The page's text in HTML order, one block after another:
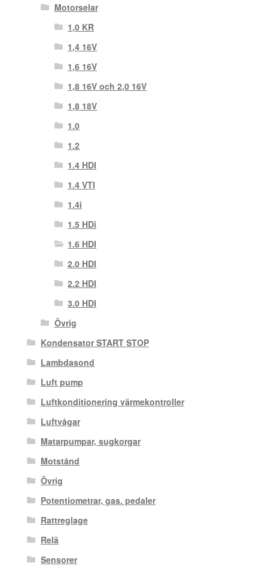
Motorselar
1,0 KR
1,4 16V
1,6 16V
1,8 16V och 2,0 16V
1,8 18V
1.0
1.2
1.4 HDI
1.4 VTI
1.4i
1.5 HDi
1.6 HDI
2.0 HDI
2.2 HDI
3.0 HDI
Övrig
Kondensator START STOP
Lambdasond
Luft pump
Luftkonditionering värmekontroller
Luftvågar
Matarpumpar, sugkorgar
Motstånd
Övrig
Potentiometrar, gas. pedaler
Rattreglage
Relä
Sensorer